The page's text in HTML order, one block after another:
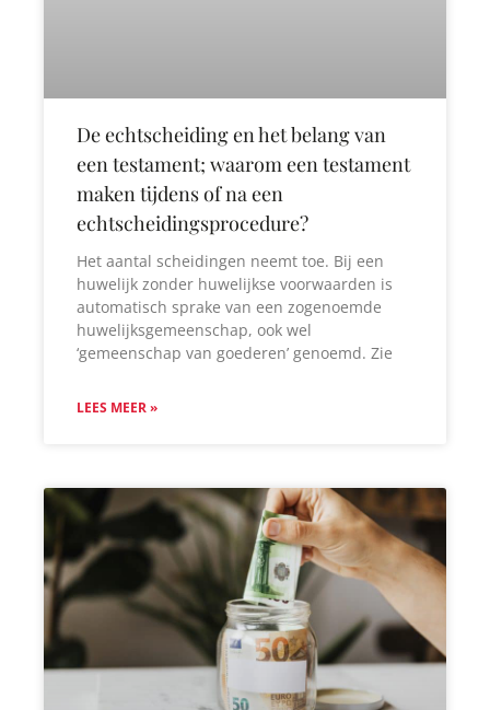
De echtscheiding en het belang van
een testament; waarom een testament
maken tijdens of na een
echtscheidingsprocedure?
Het aantal scheidingen neemt toe. Bij een
huwelijk zonder huwelijkse voorwaarden is
automatisch sprake van een zogenoemde
huwelijksgemeenschap, ook wel
‘gemeenschap van goederen’ genoemd. Zie
LEES MEER »